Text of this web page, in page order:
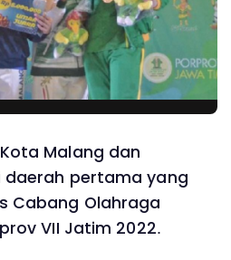
Kota Malang dan
daerah pertama yang
Cabang Olahraga
VII Jatim 2022.